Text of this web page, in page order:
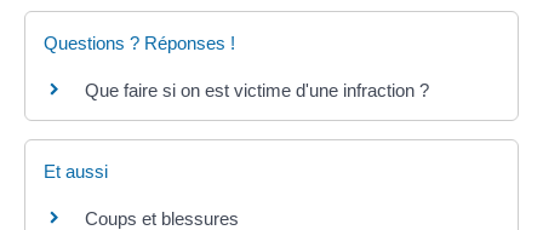
Questions ? Réponses !
Que faire si on est victime d'une infraction ?
Et aussi
Coups et blessures